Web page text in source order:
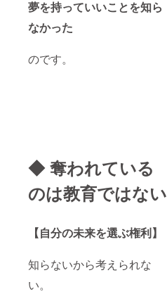
夢を持っていいことを知ら
なかった
のです。
◆ 奪われている
のは教育ではない
【自分の未来を選ぶ権利】
知らないから考えられな
い。